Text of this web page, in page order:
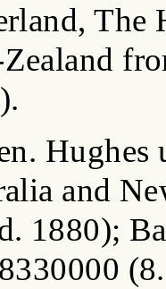
The
Hughes
and
1880);